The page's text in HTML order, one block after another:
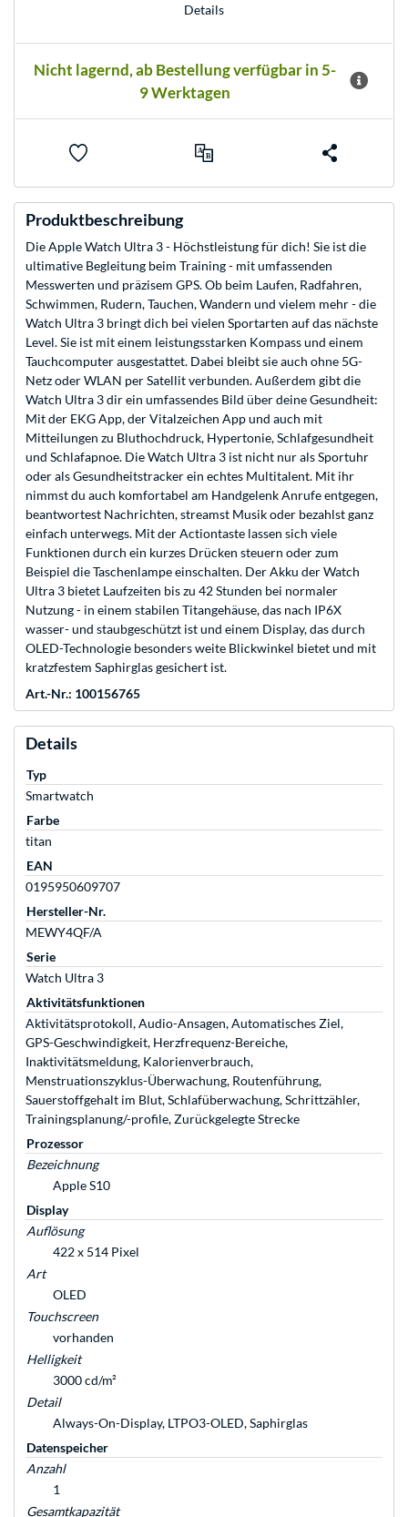
Details
Nicht lagernd, ab Bestellung verfügbar in 5-
9 Werktagen
Produktbeschreibung
Die Apple Watch Ultra 3 - Höchstleistung für dich! Sie ist die
ultimative Begleitung beim Training - mit umfassenden
Messwerten und präzisem GPS. Ob beim Laufen, Radfahren,
Schwimmen, Rudern, Tauchen, Wandern und vielem mehr - die
Watch Ultra 3 bringt dich bei vielen Sportarten auf das nächste
Level. Sie ist mit einem leistungsstarken Kompass und einem
Tauchcomputer ausgestattet. Dabei bleibt sie auch ohne 5G-
Netz oder WLAN per Satellit verbunden. Außerdem gibt die
Watch Ultra 3 dir ein umfassendes Bild über deine Gesundheit:
Mit der EKG App, der Vitalzeichen App und auch mit
Mitteilungen zu Bluthochdruck, Hypertonie, Schlafgesundheit
und Schlafapnoe. Die Watch Ultra 3 ist nicht nur als Sportuhr
oder als Gesundheitstracker ein echtes Multitalent. Mit ihr
nimmst du auch komfortabel am Handgelenk Anrufe entgegen,
beantwortest Nachrichten, streamst Musik oder bezahlst ganz
einfach unterwegs. Mit der Actiontaste lassen sich viele
Funktionen durch ein kurzes Drücken steuern oder zum
Beispiel die Taschenlampe einschalten. Der Akku der Watch
Ultra 3 bietet Laufzeiten bis zu 42 Stunden bei normaler
Nutzung - in einem stabilen Titangehäuse, das nach IP6X
wasser- und staubgeschützt ist und einem Display, das durch
OLED-Technologie besonders weite Blickwinkel bietet und mit
kratzfestem Saphirglas gesichert ist.
Art.-Nr.: 100156765
Details
Typ
Smartwatch
Farbe
titan
EAN
0195950609707
Hersteller-Nr.
MEWY4QF/A
Serie
Watch Ultra 3
Aktivitätsfunktionen
Aktivitätsprotokoll, Audio-Ansagen, Automatisches Ziel,
GPS-Geschwindigkeit, Herzfrequenz-Bereiche,
Inaktivitätsmeldung, Kalorienverbrauch,
Menstruationszyklus-Überwachung, Routenführung,
Sauerstoffgehalt im Blut, Schlafüberwachung, Schrittzähler,
Trainingsplanung/-profile, Zurückgelegte Strecke
Prozessor
Bezeichnung
Apple S10
Display
Auflösung
422 x 514 Pixel
Art
OLED
Touchscreen
vorhanden
Helligkeit
3000 cd/m²
Detail
Always-On-Display, LTPO3-OLED, Saphirglas
Datenspeicher
Anzahl
1
Gesamtkapazität